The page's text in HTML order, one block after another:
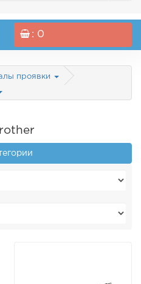
: 0
проявки